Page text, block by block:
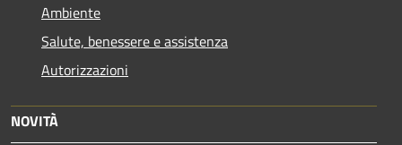
Ambiente
Salute, benessere e assistenza
Autorizzazioni
NOVITÀ